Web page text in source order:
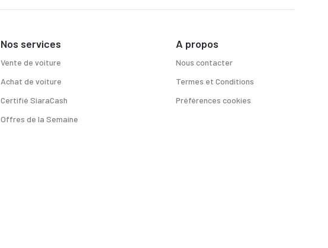
Nos services
Vente de voiture
Achat de voiture
Certifié SiaraCash
Offres de la Semaine
A propos
Nous contacter
Termes et Conditions
Préférences cookies